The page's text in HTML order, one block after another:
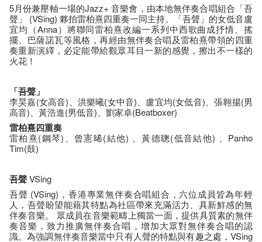
5月份兼壓軸一場的Jazz+ 音樂會，由本地無伴奏合唱組合「吾
聲」 (VSing) 夥拍雷柏熹四重奏一同主持。「吾聲」的女低音盧
宜均（Anna）將聯同雷柏熹改編一系列中西歌曲成抒情、搖
擺、巴薩諾瓦等風格，再經由無伴奏合唱及雷柏熹帶領的四重
奏重新演繹，必定能帶給觀眾耳目一新的感覺，擦出不一樣的
火花！
「吾聲」
李昊嘉(女高音)、洪樂曦(女中音)、盧宜均(女低音)、張翱揚(男
高音)、黃浩進(男低音)、劉家卓(Beatboxer)
雷柏熹四重奏
雷柏熹(鋼琴)、曾憲晞(結他) 、黃德聰(低音結他) 、Panho
Tim(鼓)
吾聲VSing
吾聲 (VSing)，香港專業無伴奏合唱組合，六位成員皆為年輕
人，吾聲盼望能藉其特點為社區帶來充滿活力、具新鮮感的無
伴奏音樂。 眾成員在音樂範疇上獨當一面，提供具質素的無伴
奏音樂，致力推廣無伴奏合唱，增加大眾對無伴奏合唱的認
識。為強調無伴奏音樂當中只有人聲的特點與有趣之處，VSing